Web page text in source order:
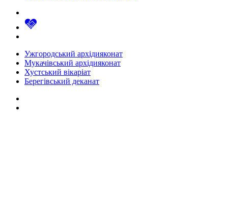
Ужгородський архідияконат
Мукачівський архідияконат
Хустський вікаріат
Берегівський деканат